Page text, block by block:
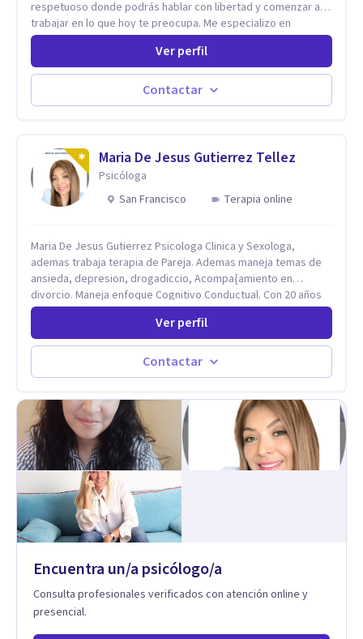
respetuoso donde podrás hablar con libertad y comenzar a
trabajar en lo que hoy te preocupa. Me especializo en
Trastornos de Ansiedad y a lo largo de mi experiencia
profesional he acompañado a muchas Familias y Parejas con
distintas problemáticas como el manejo del estrés,
Autoestima, Gestión de la Ira, Depresión, Retos en la Crianza,
Codependencia, Celos, entre otros. Cuento con más de 12
Adolescentes y Adultos
Ver perfil
Contactar
Maria De Jesus Gutierrez Tellez
Psicóloga
San Francisco
Terapia online
Maria De Jesus Gutierrez Psicologa Clinica y Sexologa,
ademas trabaja terapia de Pareja. Ademas maneja temas de
ansieda, depresion, drogadiccio, Acompa{amiento en
divorcio. Maneja enfoque Cognitivo Conductual. Con 20 años
de experiencia, constantemente capacitandose en las
diferntes areas de la Salud Mental.
Ver perfil
Contactar
Encuentra un/a psicólogo/a
Consulta profesionales verificados con atención online y
presencial.